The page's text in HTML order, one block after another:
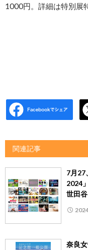
1000円。詳細は特別展
関連記事
7月27
2024
世田
奈良